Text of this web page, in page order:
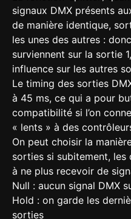
signaux DMX présents
de manière identique,
les unes des autres :
surviennent sur la sortie
influence sur les autres
Le timing des sorties
à 45 ms, ce qui a pour
compatibilité si l’on
« lents » à des
On peut choisir la
sorties si subitement, les
à ne plus recevoir de
Null : aucun signal DMX
Hold : on garde les
sorties